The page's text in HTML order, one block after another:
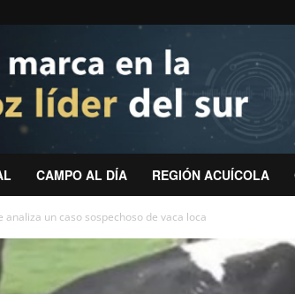
CAMPO AL DÍA REGIÓN ACUÍCOLA
un caso sospechoso de vaca loca